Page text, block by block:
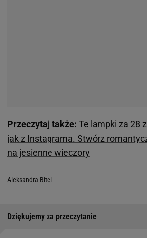
Przeczytaj także: Te lampki za 28
jak z Instagrama. Stwórz
na jesienne wieczory
Aleksandra Bitel
Dziękujemy za przeczytanie